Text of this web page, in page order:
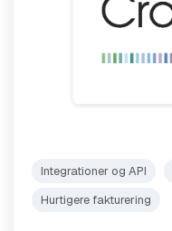
Integrationer og API
Hurtigere fakturering